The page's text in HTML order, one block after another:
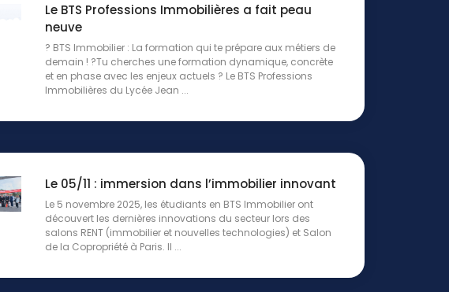
Le BTS Professions Immobilières a fait peau
neuve
? BTS Immobilier : La formation qui te prépare aux métiers de
demain ! ?Tu cherches une formation dynamique, concrète
et en phase avec les enjeux actuels ? Le BTS Professions
Immobilières du Lycée Jean ...
Le 05/11 : immersion dans l’immobilier innovant
Le 5 novembre 2025, les étudiants en BTS Immobilier ont
découvert les dernières innovations du secteur lors des
salons RENT (immobilier et nouvelles technologies) et Salon
de la Copropriété à Paris. Il ...